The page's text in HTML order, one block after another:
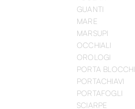
GUANTI
MARE
MARSUPI
OCCHIALI
OROLOGI
PORTA BLOCCHI
PORTACHIAVI
PORTAFOGLI
SCIARPE